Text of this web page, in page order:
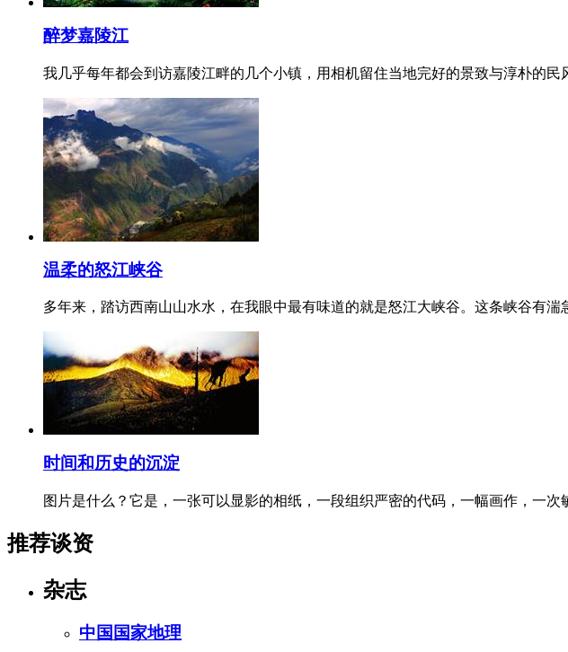
醉梦嘉陵江
我几乎每年都会到访嘉陵江畔的几个小镇，用相机留住当地完好的景致与淳朴的
温柔的怒江峡谷
多年来，踏访西南山山水水，在我眼中最有味道的就是怒江大峡谷。这条峡谷有
时间和历史的沉淀
图片是什么？它是，一张可以显影的相纸，一段组织严密的代码，一幅画作，一
推荐谈资
杂志
中国国家地理